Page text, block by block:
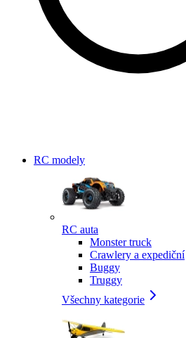
RC modely
RC auta
Monster truck
Crawlery a expediční
Buggy
Truggy
Všechny kategorie